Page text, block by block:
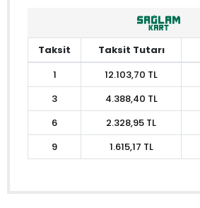
Taksit Taksit Tutarı
1
12.103,70 TL
3
4.388,40 TL
6
2.328,95 TL
9
1.615,17 TL